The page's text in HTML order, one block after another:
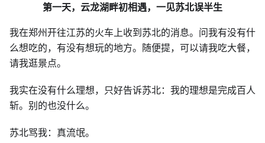
第一天，云龙湖畔初相遇，一见苏北误半生
我在郑州开往江苏的火车上收到苏北的消息。问我有没有什
么想吃的，有没有想玩的地方。随便提，可以请我吃大餐，
请我逛景点。
我实在没有什么理想，只好告诉苏北：我的理想是完成百人
斩。别的也没什么。
苏北骂我：真流氓。